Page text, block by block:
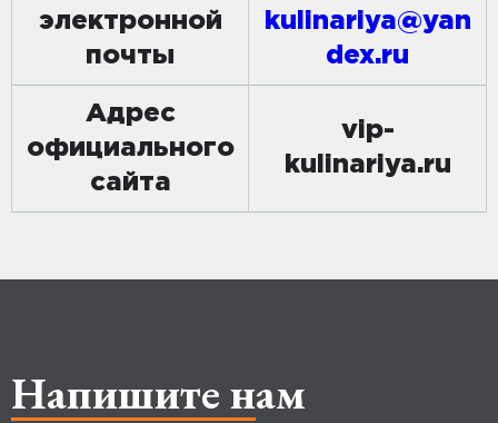
электронной
почты
kulinariya@yan
dex.ru
Адрес
официального
сайта
vip-
kulinariya.ru
Напишите нам